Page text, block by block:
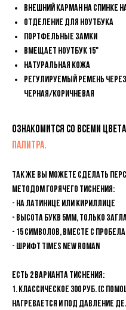
Внешний карман на спинке
Отделение для ноутбука
Портфельные замки
Вмещает ноутбук 15"
Натуральная кожа
Регулируемый ремень
черная/коричневая
Ознакомится со всеми
ПАЛИТРА.
Так же вы можете сделать
методом горячего тиснения:
- На латинице или кириллице
- Высота букв 5мм, только
- 15 символов, вместе с
- Шрифт Times new Roman
Есть 2 варианта Тиснения:
1. Классическое 300 руб. (с
нагревается и под давление